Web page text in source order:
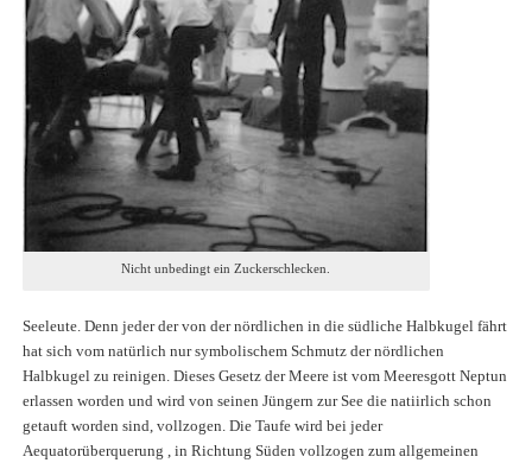
Nicht unbedingt ein Zuckerschlecken.
Seeleute. Denn jeder der von der nördlichen in die südliche Halbkugel fährt
hat sich vom natürlich nur symbolischem Schmutz der nördlichen
Halbkugel zu reinigen. Dieses Gesetz der Meere ist vom Meeresgott Neptun
erlassen worden und wird von seinen Jüngern zur See die natiirlich schon
getauft worden sind, vollzogen. Die Taufe wird bei jeder
Aequatorüberquerung , in Richtung Süden vollzogen zum allgemeinen